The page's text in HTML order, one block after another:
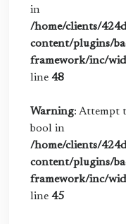
in
/home/clients/
content/plugins/
framework/inc/
line 48
Warning: Attempt
bool in
/home/clients/
content/plugins/
framework/inc/
line 45